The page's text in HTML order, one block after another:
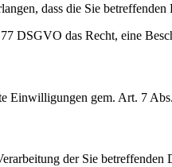
dass die Sie
DSGVO das Recht, eine
Einwilligungen gem. Art. 7
der Sie